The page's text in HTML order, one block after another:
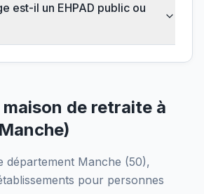
est-il un EHPAD public ou
de retraite à
Manche)
département Manche (50),
pour personnes